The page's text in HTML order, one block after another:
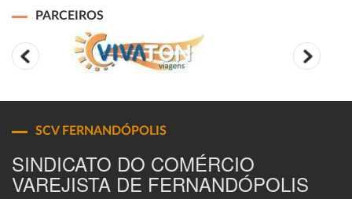
PARCEIROS
SCV FERNANDÓPOLIS
SINDICATO DO COMÉRCIO
VAREJISTA DE FERNANDÓPOLIS